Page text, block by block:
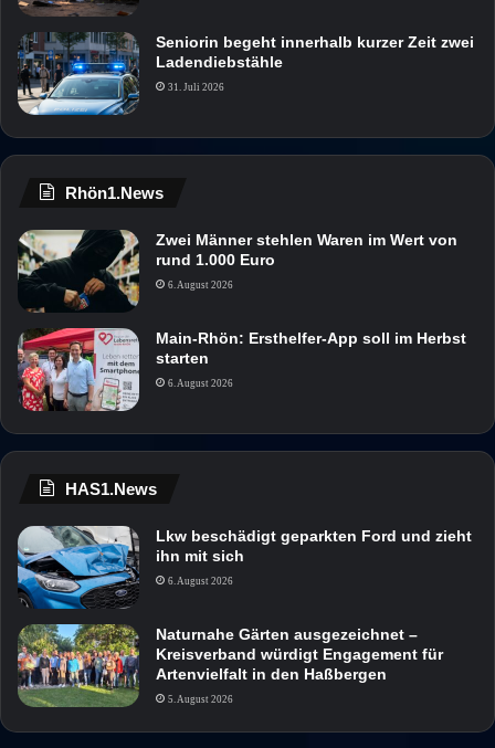
Seniorin begeht innerhalb kurzer Zeit zwei
Ladendiebstähle
31. Juli 2026
Rhön1.News
Zwei Männer stehlen Waren im Wert von
rund 1.000 Euro
6. August 2026
Main-Rhön: Ersthelfer-App soll im Herbst
starten
6. August 2026
HAS1.News
Lkw beschädigt geparkten Ford und zieht
ihn mit sich
6. August 2026
Naturnahe Gärten ausgezeichnet –
Kreisverband würdigt Engagement für
Artenvielfalt in den Haßbergen
5. August 2026